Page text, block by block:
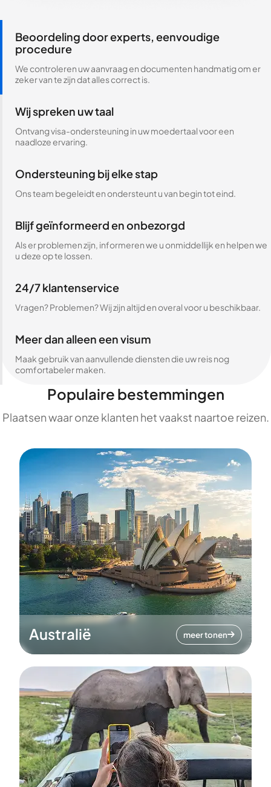
Beoordeling door experts, eenvoudige
procedure
We controleren uw aanvraag en documenten handmatig om er
zeker van te zijn dat alles correct is.
Wij spreken uw taal
Ontvang visa-ondersteuning in uw moedertaal voor een
naadloze ervaring.
Ondersteuning bij elke stap
Ons team begeleidt en ondersteunt u van begin tot eind.
Blijf geïnformeerd en onbezorgd
Als er problemen zijn, informeren we u onmiddellijk en helpen we
u deze op te lossen.
24/7 klantenservice
Vragen? Problemen? Wij zijn altijd en overal voor u beschikbaar.
Meer dan alleen een visum
Maak gebruik van aanvullende diensten die uw reis nog
comfortabeler maken.
Populaire bestemmingen
Plaatsen waar onze klanten het vaakst naartoe reizen.
Australië meer tonen